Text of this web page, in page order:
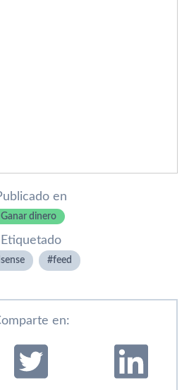
en
Ganar dinero
Etiquetado
feed
en: